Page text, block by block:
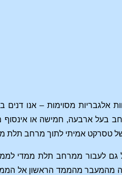
אלגבריות מסוימות – אנו דנים
ארבעה, חמישה או אינסוף
גם לעבור ממרחב תלת ממדי
מהמעבר מהממד הראשון אל